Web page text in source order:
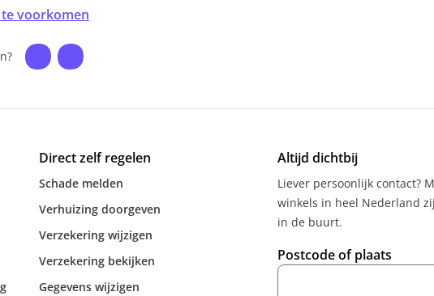
voorkomen
Direct zelf regelen
Schade melden
Verhuizing doorgeven
Verzekering wijzigen
Verzekering bekijken
Gegevens wijzigen
Altijd dichtbij
Liever persoonlijk contact?
winkels in heel Nederland
in de buurt.
Postcode of plaats